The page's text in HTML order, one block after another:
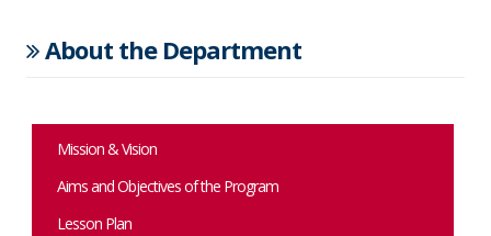
About the Department
Mission & Vision
Aims and Objectives of the Program
Lesson Plan